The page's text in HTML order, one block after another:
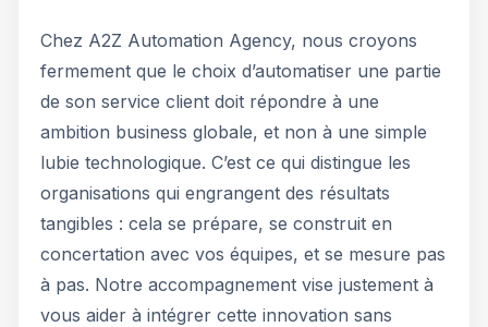
Chez A2Z Automation Agency, nous croyons
fermement que le choix d’automatiser une partie
de son service client doit répondre à une
ambition business globale, et non à une simple
lubie technologique. C’est ce qui distingue les
organisations qui engrangent des résultats
tangibles : cela se prépare, se construit en
concertation avec vos équipes, et se mesure pas
à pas. Notre accompagnement vise justement à
vous aider à intégrer cette innovation sans